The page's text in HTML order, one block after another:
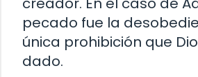
pecado fue la
única prohibición que
dado.